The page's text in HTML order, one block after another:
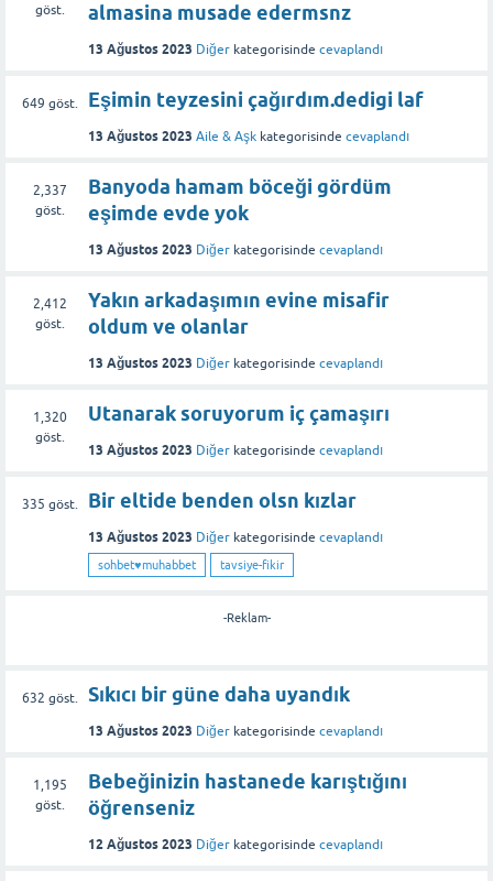
göst.
almasina musade edermsnz
13 Ağustos 2023 Diğer kategorisinde cevaplandı
649 göst. Eşimin teyzesini çağırdım.dedigi laf
13 Ağustos 2023 Aile & Aşk kategorisinde cevaplandı
2,337
göst.
Banyoda hamam böceği gördüm
eşimde evde yok
13 Ağustos 2023 Diğer kategorisinde cevaplandı
2,412
göst.
Yakın arkadaşımın evine misafir
oldum ve olanlar
13 Ağustos 2023 Diğer kategorisinde cevaplandı
1,320
göst.
Utanarak soruyorum iç çamaşırı
13 Ağustos 2023 Diğer kategorisinde cevaplandı
335 göst. Bir eltide benden olsn kızlar
13 Ağustos 2023 Diğer kategorisinde cevaplandı
sohbet♥️muhabbet tavsiye-fikir
-Reklam-
632 göst. Sıkıcı bir güne daha uyandık
13 Ağustos 2023 Diğer kategorisinde cevaplandı
1,195
göst.
Bebeğinizin hastanede karıştığını
öğrenseniz
12 Ağustos 2023 Diğer kategorisinde cevaplandı